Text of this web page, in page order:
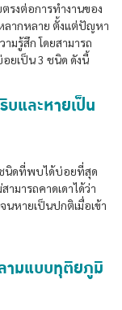
รงต่อการทำงานของ
ลากหลาย ตั้งแต่ปัญหา
มรู้สึก โดยสามารถ
ยเป็น 3 ชนิด ดังนี้
บและหายเป็น
นิดที่พบได้บ่อยที่สุด
มารถคาดเดาได้ว่า
นหายเป็นปกติเมื่อเข้า
ามแบบทุติยภูมิ